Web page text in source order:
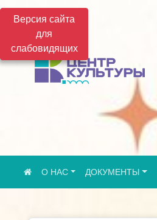
Версия сайта
для
слабовидящих
О НАС ДОКУМЕНТЫ